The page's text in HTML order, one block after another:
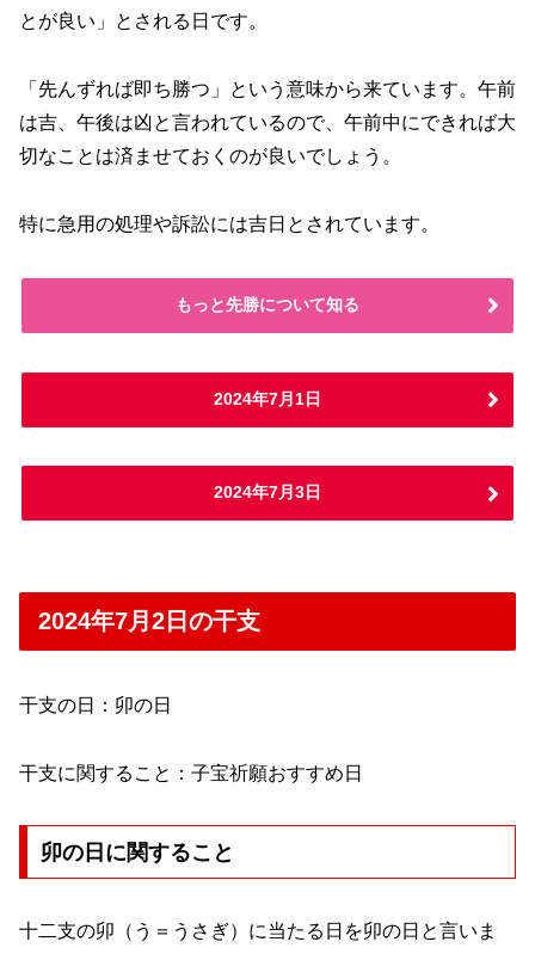
とが良い」とされる日です。
「先んずれば即ち勝つ」という意味から来ています。午前
は吉、午後は凶と言われているので、午前中にできれば大
切なことは済ませておくのが良いでしょう。
特に急用の処理や訴訟には吉日とされています。
もっと先勝について知る
2024年7月1日
2024年7月3日
2024年7月2日の干支
干支の日：卯の日
干支に関すること：子宝祈願おすすめ日
卯の日に関すること
十二支の卯（う＝うさぎ）に当たる日を卯の日と言いま